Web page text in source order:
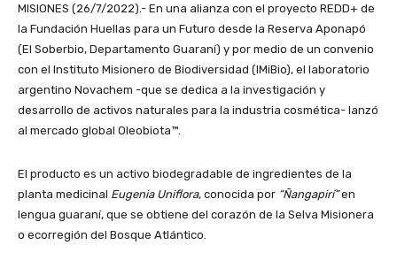
MISIONES (26/7/2022).- En una alianza con el proyecto REDD+ de
la Fundación Huellas para un Futuro desde la Reserva Aponapó
(El Soberbio, Departamento Guaraní) y por medio de un convenio
con el Instituto Misionero de Biodiversidad (IMiBio), el laboratorio
argentino Novachem -que se dedica a la investigación y
desarrollo de activos naturales para la industria cosmética- lanzó
al mercado global Oleobiota™.
El producto es un activo biodegradable de ingredientes de la
planta medicinal Eugenia Uniflora, conocida por “Ñangapirí”en
lengua guaraní, que se obtiene del corazón de la Selva Misionera
o ecorregión del Bosque Atlántico.